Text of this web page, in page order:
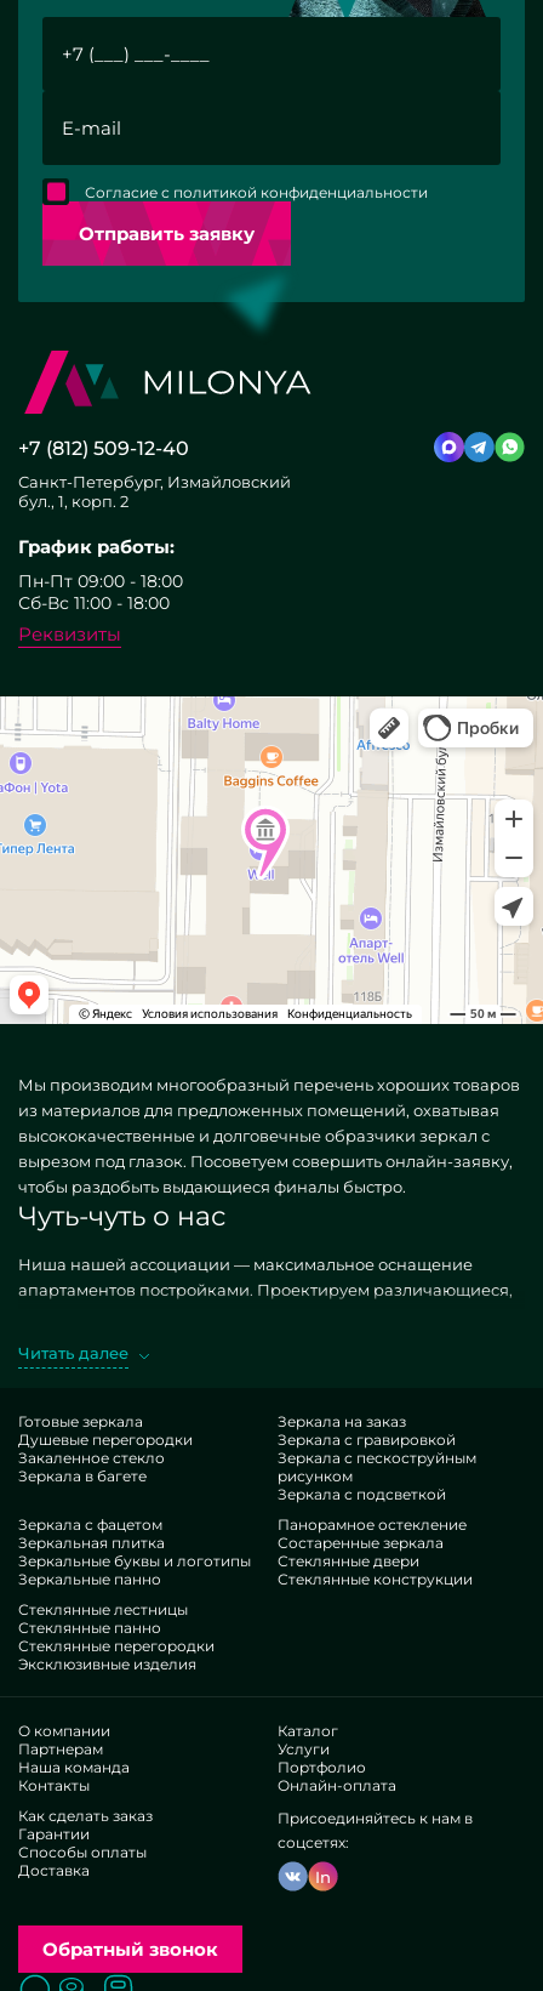
Отправить заявку
Согласие с политикой конфиденциальности
+7 (812) 509-12-40
Санкт-Петербург, Измайловский
бул., 1, корп. 2
График работы:
Пн-Пт 09:00 - 18:00
Сб-Вс 11:00 - 18:00
Реквизиты
Мы производим многообразный перечень хороших товаров
из материалов для предложенных помещений, охватывая
высококачественные и долговечные образчики зеркал с
вырезом под глазок. Посоветуем совершить онлайн-заявку,
чтобы раздобыть выдающиеся финалы быстро.
Чуть-чуть о нас
Ниша нашей ассоциации — максимальное оснащение
апартаментов постройками. Проектируем различающиеся,
глазок. Предпочитая желательные построения в экзекуции
экземпляр, с рациональной расценкой, не проигрывающий
иным предложениям. Если вы вознамериваетесь украсить
свои помещения, дать им роскоши, специфики, точно
зацените наши позиции, от зеркал с вырезом под глазок и
до разноплановых бонусов.
Нюансы нашей деятельности
специальностей. У всех прекрасный стаж, что осчастливит
даже неугодливых заказчиков. Беспрерывно корпят над
модернизацией рабочих познаний, соображают, как
действовать в хитрых ситуациях. Поставят и ассемблируют
Зеркала с вырезом под глазок под заказ.
Добились признание бесчисленных признанных
организаций и неофициальных заказчиков. Тонны
отличных рецензий —узнайте независимо.
Трудимся без перекупщиков, это помогает
рационализировать дизайнерские этапы, создавать все
быстрее, занизить траты. В результате специзделия и
обслуживание вида зеркал с вырезом под глазок
Свое изготовление дозволяет разрабатывать
неординарные продукты, претворять разнообразные
Читать далее
Готовые зеркала
Душевые перегородки
Закаленное стекло
Зеркала в багете
Зеркала на заказ
Зеркала с гравировкой
Зеркала с пескоструйным
рисунком
Зеркала с подсветкой
Зеркала с фацетом
Зеркальная плитка
Зеркальные буквы и логотипы
Зеркальные панно
Панорамное остекление
Состаренные зеркала
Стеклянные двери
Стеклянные конструкции
Стеклянные лестницы
Стеклянные панно
Стеклянные перегородки
Эксклюзивные изделия
О компании
Партнерам
Наша команда
Контакты
Каталог
Услуги
Портфолио
Онлайн-оплата
Как сделать заказ
Гарантии
Способы оплаты
Доставка
Присоединяйтесь к нам в
соцсетях:
In
Обратный звонок